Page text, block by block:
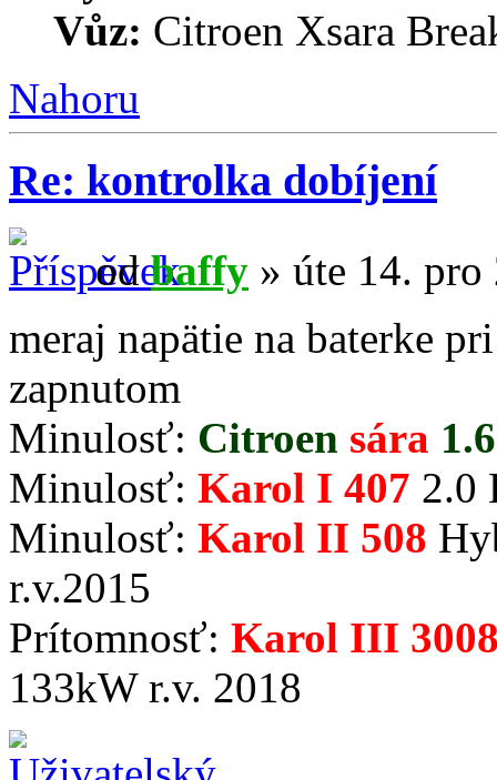
Vůz: Citroen Xsara
Nahoru
Re: kontrolka dobíjení
odbaffy » úte 14.
meraj napätie na baterke
zapnutom
Minulosť: Citroen sára
Minulosť: Karol I 407 2.0
Minulosť: Karol II 508
r.v.2015
Prítomnosť: Karol III
133kW r.v. 2018